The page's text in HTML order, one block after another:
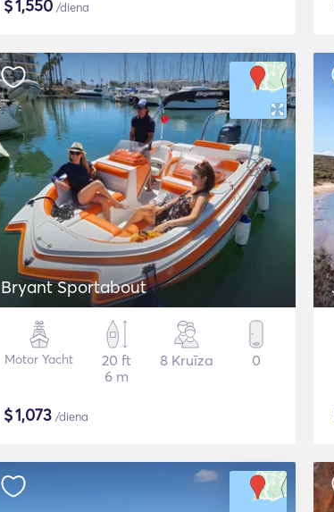
$1,550 /diena
Bryant Sportabout
Motor Yacht
20 ft
6 m
8 Kruīza 0
$1,073 /diena